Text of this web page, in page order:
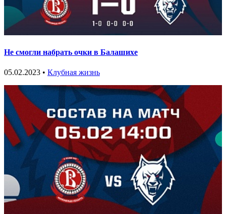
Не смогли набрать очки в Балашихе
05.02.2023 • Клубная жизнь